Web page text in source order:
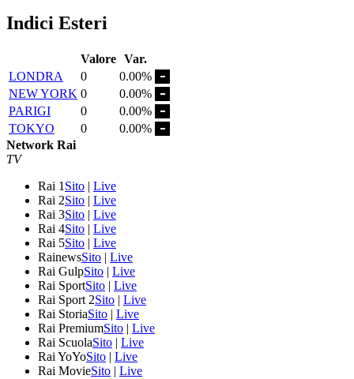
Indici Esteri
Valore Var.
LONDRA
0
0.00%
NEW YORK 0
0.00%
PARIGI
0
0.00%
TOKYO
0
0.00%
Network Rai
TV
Rai 1 Sito | Live
Rai 2Sito | Live
Rai 3Sito | Live
Rai 4Sito | Live
Rai 5Sito | Live
RainewsSito | Live
Rai GulpSito | Live
Rai SportSito | Live
Rai Sport 2Sito | Live
Rai StoriaSito | Live
Rai PremiumSito | Live
Rai ScuolaSito | Live
Rai YoYoSito | Live
Rai MovieSito | Live